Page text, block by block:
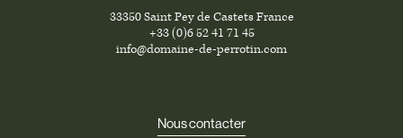
33350 Saint Pey de Castets France
+33 (0)6 52 41 71 45
info@domaine-de-perrotin.com
Nous contacter